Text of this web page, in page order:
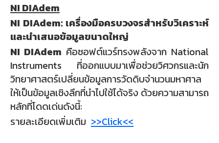
NI DIAdem
NI DIAdem: เครื่องมือครบวงจรสำหรับวิเคราะห์
และนำเสนอข้อมูลขนาดใหญ่
NI DIAdem คือซอฟต์แวร์ทรงพลังจาก National
Instruments ที่ออกแบบมาเพื่อช่วยวิศวกรและนัก
วิทยาศาสตร์เปลี่ยนข้อมูลการวัดดิบจำนวนมหาศาล
ให้เป็นข้อมูลเชิงลึกที่นำไปใช้ได้จริง ด้วยความสามารถ
หลักที่โดดเด่นดังนี้:
รายละเอียดเพิ่มเติม >>Click<<